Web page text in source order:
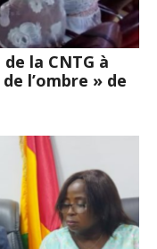
la CNTG à
l’ombre » de